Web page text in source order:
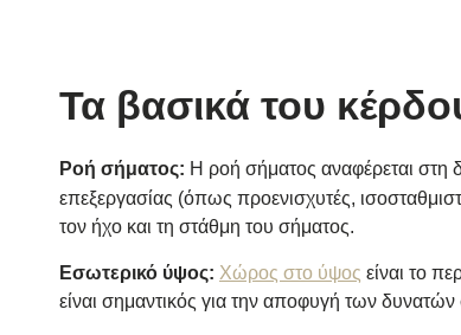
Τα βασικά του
Ροή σήματος: Η ροή σήματος αναφέρεται
επεξεργασίας (όπως προενισχυτές,
τον ήχο και τη στάθμη του σήματος.
Εσωτερικό ύψος: Χώρος στο ύψος είναι το
είναι σημαντικός για την αποφυγή των